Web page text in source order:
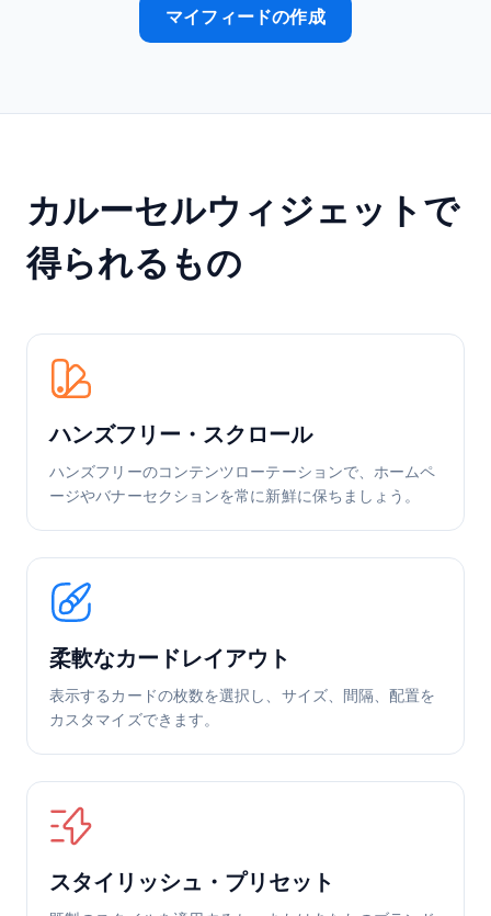
マイフィードの作成
カルーセルウィジェットで
得られるもの
ハンズフリー・スクロール
ハンズフリーのコンテンツローテーションで、ホームペ
ージやバナーセクションを常に新鮮に保ちましょう。
柔軟なカードレイアウト
表示するカードの枚数を選択し、サイズ、間隔、配置を
カスタマイズできます。
スタイリッシュ・プリセット